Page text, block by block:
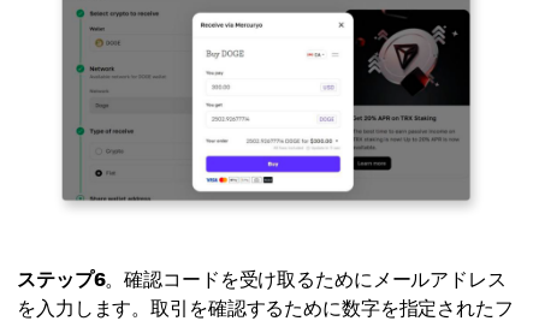
ステップ6。確認コードを受け取るためにメールアドレス
を入力します。取引を確認するために数字を指定されたフ